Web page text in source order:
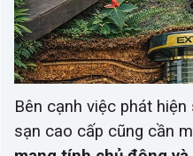
Bên cạnh việc phát
sạn cao cấp cũng cần